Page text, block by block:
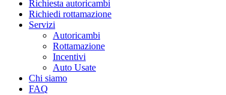
Richiesta autoricambi
Richiedi rottamazione
Servizi
Autoricambi
Rottamazione
Incentivi
Auto Usate
Chi siamo
FAQ